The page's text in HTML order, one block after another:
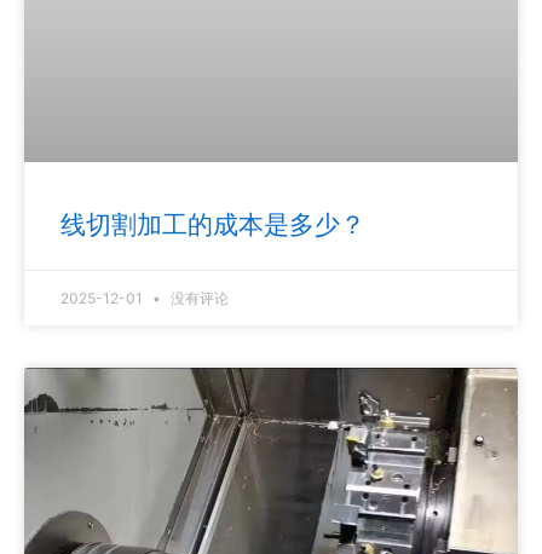
线切割加工的成本是多少？
2025-12-01 没有评论